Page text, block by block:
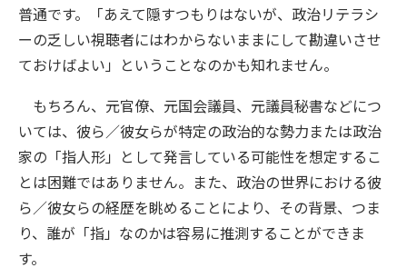
普通です。「あえて隠すつもりはないが、政治リテラシ
ーの乏しい視聴者にはわからないままにして勘違いさせ
ておけばよい」ということなのかも知れません。
もちろん、元官僚、元国会議員、元議員秘書などにつ
いては、彼ら／彼女らが特定の政治的な勢力または政治
家の「指人形」として発言している可能性を想定するこ
とは困難ではありません。また、政治の世界における彼
ら／彼女らの経歴を眺めることにより、その背景、つま
り、誰が「指」なのかは容易に推測することができま
す。